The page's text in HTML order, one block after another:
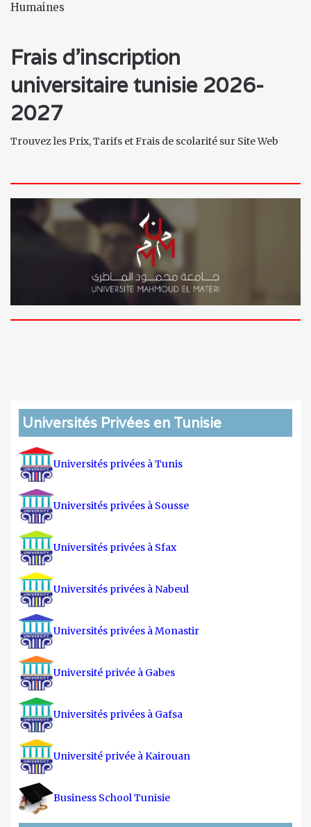
Humaines
Frais d'inscription
universitaire tunisie 2026-
2027
Trouvez les Prix, Tarifs et Frais de scolarité sur Site Web
Universités Privées en Tunisie
Universités privées à Tunis
Universités privées à Sousse
Universités privées à Sfax
Universités privées à Nabeul
Universités privées à Monastir
Université privée à Gabes
Universités privées à Gafsa
Université privée à Kairouan
Business School Tunisie